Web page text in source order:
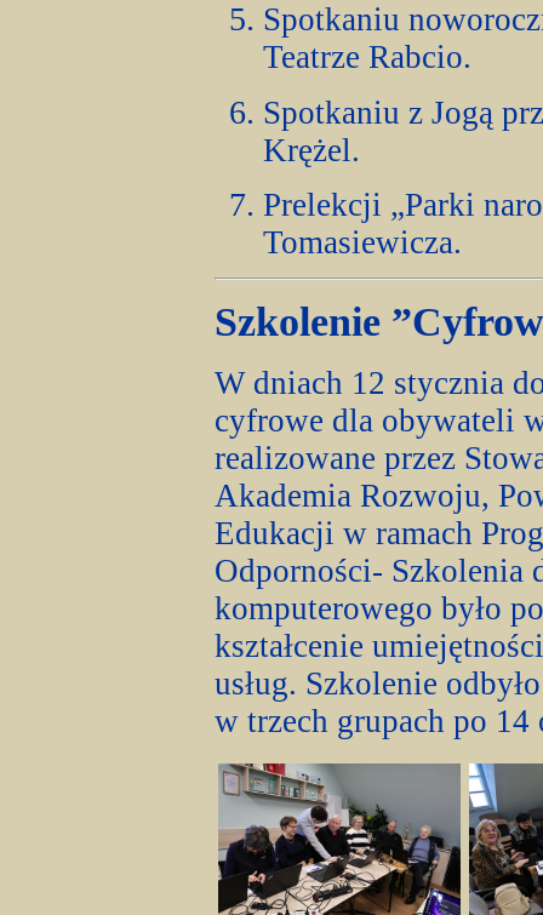
Spotkaniu
Teatrze Rabcio.
Spotkaniu z Jogą
Krężel.
Prelekcji „Parki
Tomasiewicza.
Szkolenie
W dniach 12 stycznia
cyfrowe dla obywateli
realizowane przez
Akademia Rozwoju,
Edukacji w ramach
Odporności- Szkolenia
komputerowego było
kształcenie
usług. Szkolenie
w trzech grupach po 14